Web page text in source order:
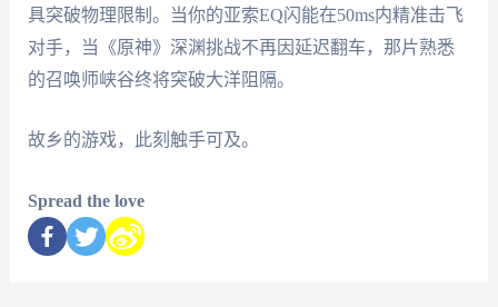
具突破物理限制。当你的亚索EQ闪能在50ms内精准击飞
对手，当《原神》深渊挑战不再因延迟翻车，那片熟悉
的召唤师峡谷终将突破大洋阻隔。
故乡的游戏，此刻触手可及。
Spread the love